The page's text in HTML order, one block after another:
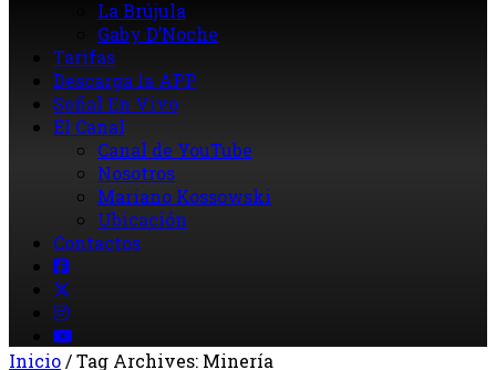
La Brújula
Gaby D’Noche
Tarifas
Descarga la APP
Señal En Vivo
El Canal
Canal de YouTube
Nosotros
Mariano Kossowski
Ubicación
Contactos
Inicio/Tag Archives: Minería